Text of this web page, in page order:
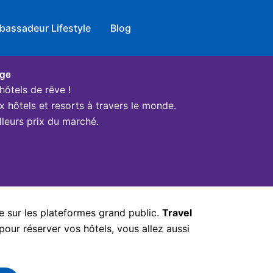
Lifestyle Blog
de rêve !
hôtels et resorts à travers le monde.
prix du marché.
sur les plateformes grand public. Travel
réserver vos hôtels, vous allez aussi